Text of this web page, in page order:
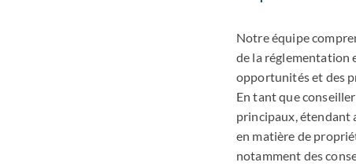
Notre équipe
de la réglementation
opportunités et des
En tant que
principaux, étendant
en matière de
notamment des